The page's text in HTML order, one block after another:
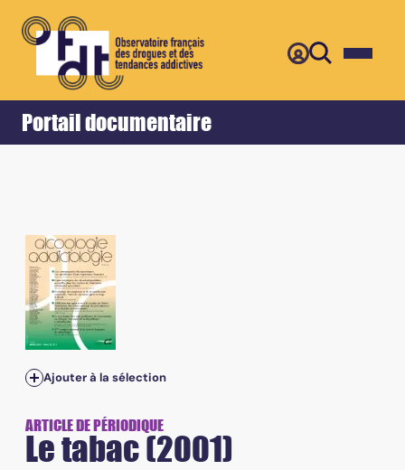
Portail documentaire
Accueil Retour
Ajouter à la sélection
ARTICLE DE PÉRIODIQUE
Le tabac (2001)